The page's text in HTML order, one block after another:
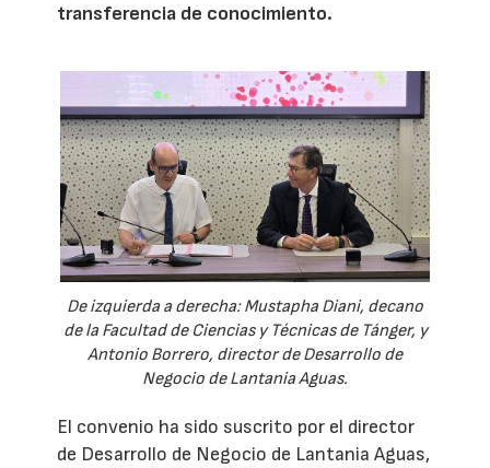
transferencia de conocimiento.
De izquierda a derecha: Mustapha Diani, decano
de la Facultad de Ciencias y Técnicas de Tánger, y
Antonio Borrero, director de Desarrollo de
Negocio de Lantania Aguas.
El convenio ha sido suscrito por el director
de Desarrollo de Negocio de Lantania Aguas,